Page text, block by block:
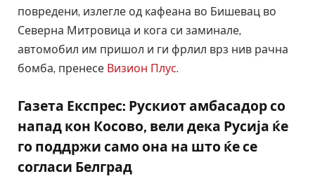
повредени, излегле од кафеана во Бишевац во
Северна Митровица и кога си заминале,
автомобил им пришол и ги фрлил врз нив рачна
бомба, пренесе Визион Плус.
Газета Експрес: Рускиот амбасадор со
напад кон Косово, вели дека Русија ќе
го поддржи само она на што ќе се
согласи Белград